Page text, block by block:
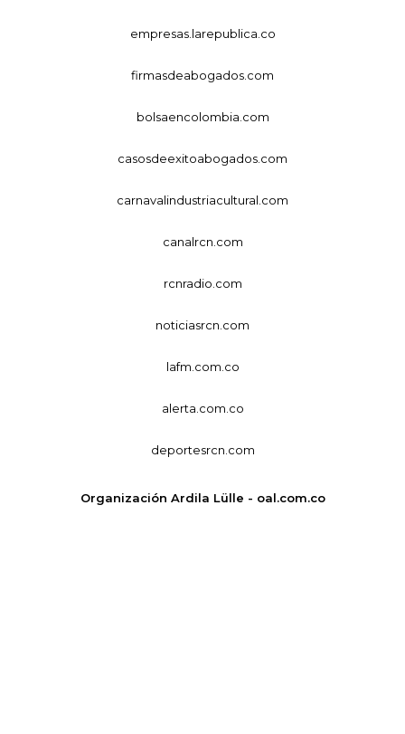
empresas.larepublica.co
firmasdeabogados.com
bolsaencolombia.com
casosdeexitoabogados.com
carnavalindustriacultural.com
canalrcn.com
rcnradio.com
noticiasrcn.com
lafm.com.co
alerta.com.co
deportesrcn.com
Organización Ardila Lülle - oal.com.co